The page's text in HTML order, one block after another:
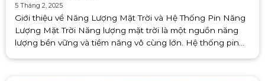
5 Tháng 2, 2025
Giới thiệu về Năng Lượng Mặt Trời và Hệ Thống Pin Năng
Lượng Mặt Trời Năng lượng mặt trời là một nguồn năng
lượng bền vững và tiềm năng vô cùng lớn. Hệ thống pin